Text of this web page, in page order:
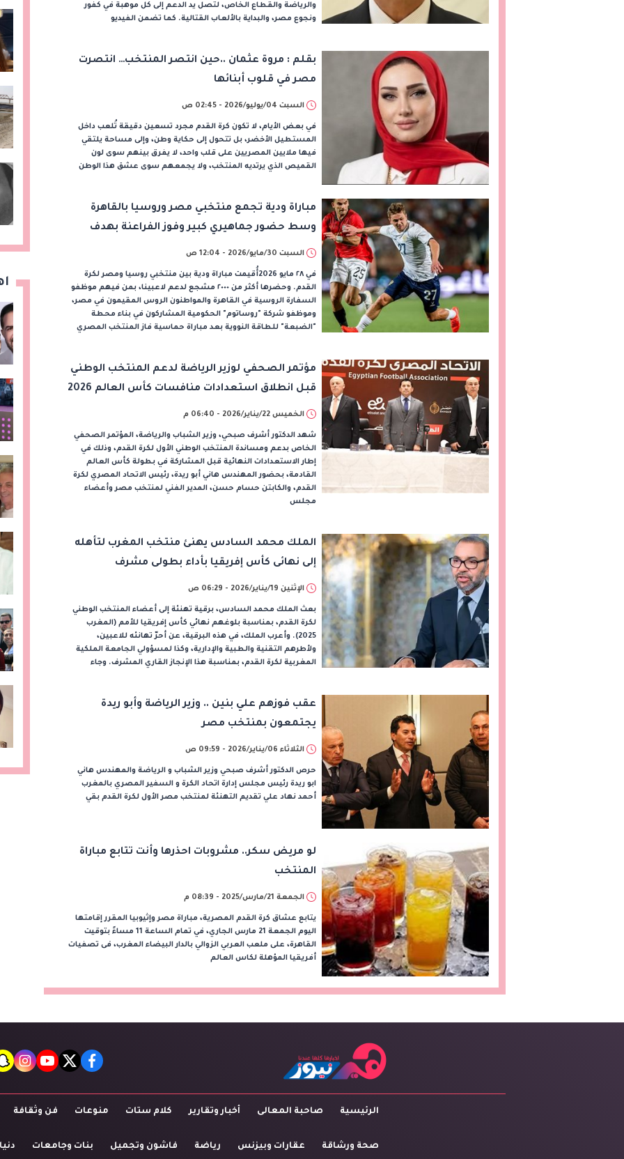
والرياضة والقطاع الخاص، لتصل يد الدعم إلى كل موهبة في كفور
ونجوع مصر، والبداية بالألعاب القتالية. ​كما تضمن الفيديو
بقلم : مروة عثمان ..حين انتصر المنتخب… انتصرت
مصر في قلوب أبنائها
السبت 04/يوليو/2026 - 02:45 ص
في بعض الأيام، لا تكون كرة القدم مجرد تسعين دقيقة تُلعب داخل
المستطيل الأخضر، بل تتحول إلى حكاية وطن، وإلى مساحة يلتقي
فيها ملايين المصريين على قلب واحد، لا يفرق بينهم سوى لون
القميص الذي يرتديه المنتخب، ولا يجمعهم سوى عشق هذا الوطن
مباراة ودية تجمع منتخبي مصر وروسيا بالقاهرة
وسط حضور جماهيري كبير وفوز الفراعنة بهدف
نظيف
السبت 30/مايو/2026 - 12:04 ص
في ٢٨ مايو 2026أُقيمت مباراة ودية بين منتخبي روسيا ومصر لكرة
القدم. وحضرها أكثر من ٢٠٠٠ مشجع لدعم لاعبينا، بمن فيهم موظفو
السفارة الروسية في القاهرة والمواطنون الروس المقيمون في مصر،
وموظفو شركة "روساتوم" الحكومية المشاركون في بناء محطة
"الضبعة" للطاقة النووية بعد مباراة حماسية فاز المنتخب المصري
مؤتمر الصحفي لوزير الرياضة لدعم المنتخب الوطني
قبل انطلاق استعدادات منافسات كأس العالم 2026
الخميس 22/يناير/2026 - 06:40 م
شهد الدكتور أشرف صبحي، وزير الشباب والرياضة، المؤتمر الصحفي
الخاص بدعم ومساندة المنتخب الوطني الأول لكرة القدم، وذلك في
إطار الاستعدادات النهائية قبل المشاركة في بطولة كأس العالم
القادمة، بحضور المهندس هاني أبو ريدة، رئيس الاتحاد المصري لكرة
القدم، والكابتن حسام حسن، المدير الفني لمنتخب مصر وأعضاء
مجلس
الملك محمد السادس يهنئ منتخب المغرب لتأهله
إلى نهائى كأس إفريقيا بأداء بطولى مشرف
الإثنين 19/يناير/2026 - 06:29 ص
بعث الملك محمد السادس، برقية تهنئة إلى أعضاء المنتخب الوطني
لكرة القدم، بمناسبة بلوغهم نهائي كأس إفريقيا للأمم (المغرب
2025). وأعرب الملك، في هذه البرقية، عن أحرّ تهانئه للاعبين،
ولأطرهم التقنية والطبية والإدارية، وكذا لمسؤولي الجامعة الملكية
المغربية لكرة القدم، بمناسبة هذا الإنجاز القاري المشرف. وجاء
عقب فوزهم علي بنين .. وزير الرياضة وأبو ريدة
يجتمعون بمنتخب مصر
الثلاثاء 06/يناير/2026 - 09:59 ص
حرص الدكتور أشرف صبحي وزير الشباب و الرياضة والمهندس هاني
ابو ريدة رئيس مجلس إدارة اتحاد الكرة و السفير المصري بالمغرب
أحمد نهاد علي تقديم التهنئة لمنتخب مصر الأول لكرة القدم بقي
لو مريض سكر.. مشروبات احذرها وأنت تتابع مباراة
المنتخب
الجمعة 21/مارس/2025 - 08:39 م
يتابع عشاق كرة القدم المصرية، مباراة مصر وإثيوبيا المقرر إقامتها
اليوم الجمعة 21 مارس الجاري، في تمام الساعة 11 مساءً بتوقيت
القاهرة، على ملعب العربي الزوالي بالدار البيضاء المغرب، فى تصفيات
أفريقيا المؤهلة لكاس العالم
facebook
twitter
youtube
الرئيسية صاحبة المعالى أخبار وتقارير كلام ستات منوعات فن وثقافة
صحة ورشاقة عقارات وبيزنس رياضة فاشون وتجميل بنات وجامعات